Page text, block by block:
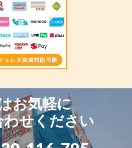
お気軽に
わせください